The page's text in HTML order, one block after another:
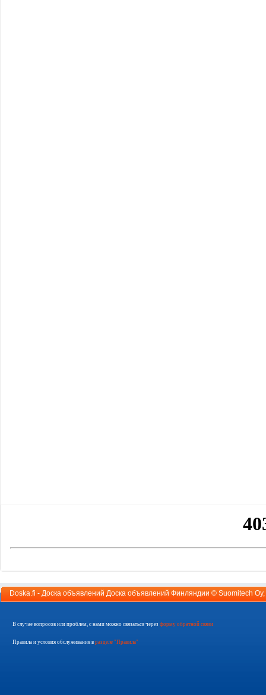
Doska.fi - Доска объявлений Доска объявлений Финляндии © Suomitech Oy
В случае вопросов или проблем, с нами можно связаться через форму обратной связи
Правила и условия обслуживания в разделе "Правила"